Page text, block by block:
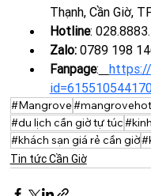
Thạnh, Cần Giờ,
Hotline:
Zalo: 0789 198
Fanpage:
https://
#Mangrove
#du lịch cần giờ tự túc
#khách sạn giá rẻ cần giờ
Tin tức Cần Giờ